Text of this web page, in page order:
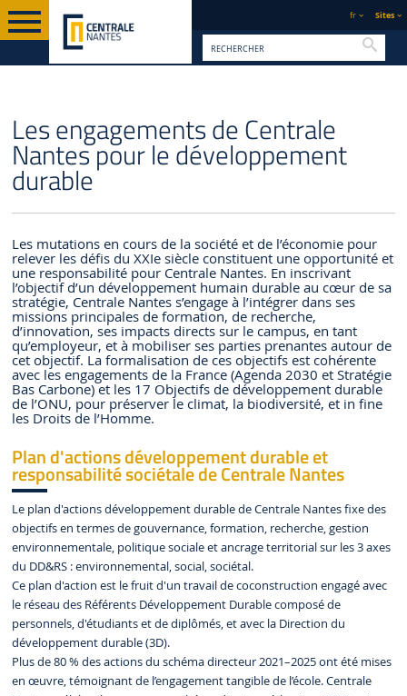
fr Sites
D'ACCUEIL
NANTES POUR LE DÉVELOPPEMENT
DURABLE
Les engagements de Centrale
Nantes pour le développement
durable
Les mutations en cours de la société et de l’économie pour
relever les défis du XXIe siècle constituent une opportunité et
une responsabilité pour Centrale Nantes. En inscrivant
l’objectif d’un développement humain durable au cœur de sa
stratégie, Centrale Nantes s’engage à l’intégrer dans ses
missions principales de formation, de recherche,
d’innovation, ses impacts directs sur le campus, en tant
qu’employeur, et à mobiliser ses parties prenantes autour de
cet objectif. La formalisation de ces objectifs est cohérente
avec les engagements de la France (Agenda 2030 et Stratégie
Bas Carbone) et les 17 Objectifs de développement durable
de l’ONU, pour préserver le climat, la biodiversité, et in fine
les Droits de l’Homme.
Plan d'actions développement durable et
responsabilité sociétale de Centrale Nantes
Le plan d'actions développement durable de Centrale Nantes fixe des
objectifs en termes de gouvernance, formation, recherche, gestion
environnementale, politique sociale et ancrage territorial sur les 3 axes
du DD&RS : environnemental, social, sociétal.
Ce plan d'action est le fruit d'un travail de coconstruction engagé avec
le réseau des Référents Développement Durable composé de
personnels, d'étudiants et de diplômés, et avec la Direction du
développement durable (3D).
Plus de 80 % des actions du schéma directeur 2021–2025 ont été mises
en œuvre, témoignant de l’engagement tangible de l’école. Centrale